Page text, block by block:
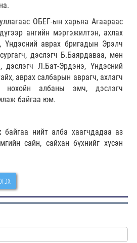
ОБЕГ-ын харьяа Агаараас
ангийн мэргэжилтэн, ахлах
Үндэсний аврах бригадын Эрэлч
дэслэгч Б.Баярдаваа, мөн
дэслэгч Л.Бат-Эрдэнэ, Үндэсний
аврах салбарын аврагч, ахлагч
албаны эмч, дэслэгч
байгаа юм.
байгаа нийт алба хаагчдадаа аз
сайн, сайхан бүхнийг хүсэн